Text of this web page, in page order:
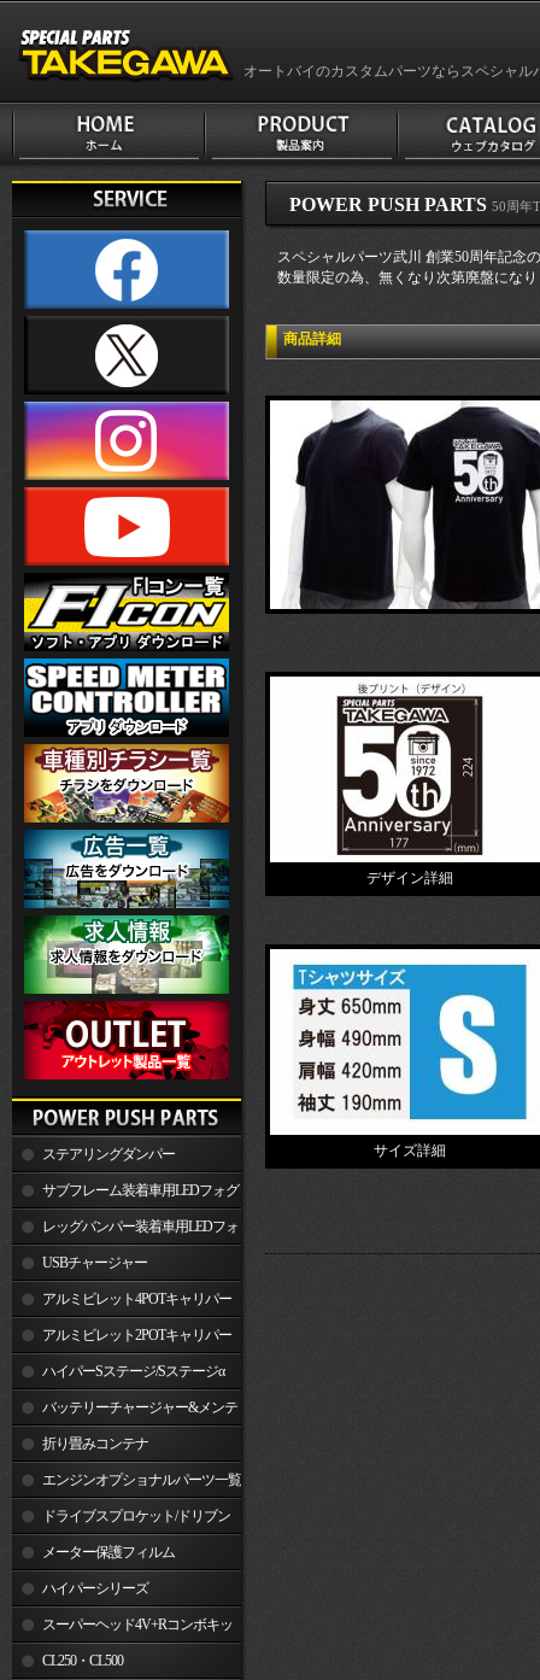
オートバイのカスタムパーツならスペシャル
ステアリングダンパー
サブフレーム装着車用LEDフォグ
ランプレッグバンパー装着車用LEDフォ
グランプUSBチャージャー
アルミビレット4POTキャリパー
関連製品アルミビレット2POTキャリパー
関連製品ハイパーSステージ/Sステージα
バッテリーチャージャー&メンテ
ナー 折り畳みコンテナ
エンジンオプショナルパーツ一覧
ドライブスプロケット/ドリブン
スプロケット
メーター保護フィルム
ハイパーシリーズ
スーパーヘッド4V+Rコンボキッ
ト CL250・CL500
POWER PUSH PARTS 50周年
スペシャルパーツ武川 創業50周年記念
数量限定の為、無くなり次第廃盤にな
商品詳細
デザイン詳細
サイズ詳細